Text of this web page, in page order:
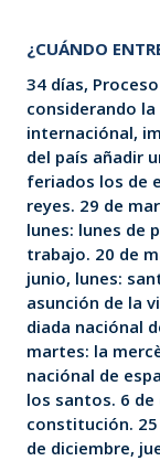
¿CUÁNDO
34 días,
considerando
internaciónal,
del país añadir
feriados los de
reyes. 29 de
lunes: lunes de
trabajo. 20 de
junio, lunes:
asunción de la
diada naciónal
martes: la
naciónal de
los santos. 6 de
constitución. 25
de diciembre,